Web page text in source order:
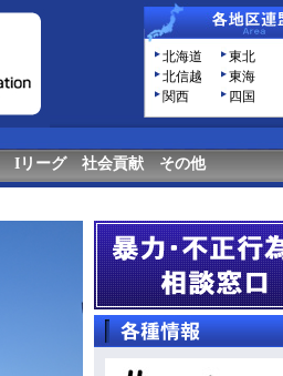
北海道 東北
北信越
東海
関西
四国
Iリーグ 社会貢献 その他